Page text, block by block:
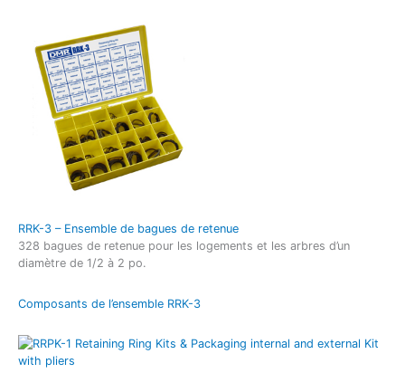
RRK-3 – Ensemble de bagues de retenue
328 bagues de retenue pour les logements et les arbres d’un
diamètre de 1/2 à 2 po.
Composants de l’ensemble RRK-3